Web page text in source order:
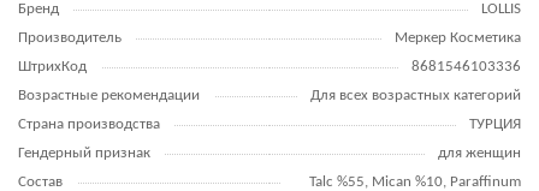
Бренд
LOLLIS
Производитель
Меркер Косметика
ШтрихКод
8681546103336
Возрастные рекомендации
Для всех возрастных категорий
Страна производства
ТУРЦИЯ
Гендерный признак
для женщин
Состав
Talc %55, Mican %10, Paraffinum